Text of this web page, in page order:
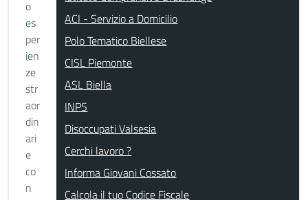
o
es
per
ien
ze
str
aor
din
ari
e
co
n
ACI - Servizio a Domicilio
Polo Tematico Biellese
CISL Piemonte
ASL Biella
INPS
Disoccupati Valsesia
Cerchi lavoro ?
Informa Giovani Cossato
Calcola il tuo Codice Fiscale